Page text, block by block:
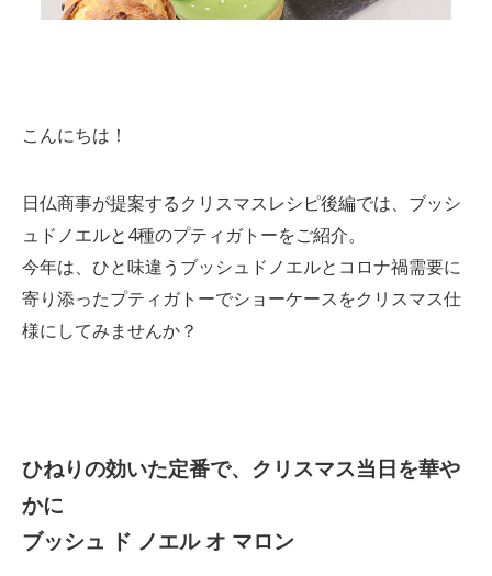
こんにちは！
日仏商事が提案するクリスマスレシピ後編では、ブッシ
ュドノエルと4種のプティガトーをご紹介。
今年は、ひと味違うブッシュドノエルとコロナ禍需要に
寄り添ったプティガトーでショーケースをクリスマス仕
様にしてみませんか？
ひねりの効いた定番で、クリスマス当日を華や
かに
ブッシュ ド ノエル オ マロン